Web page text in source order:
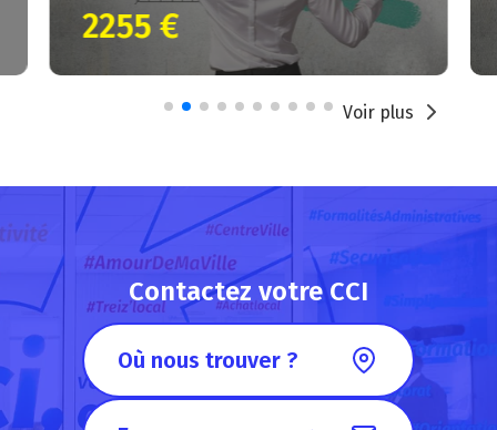
2255 €
Voir plus
Contactez votre CCI
Où nous trouver ?